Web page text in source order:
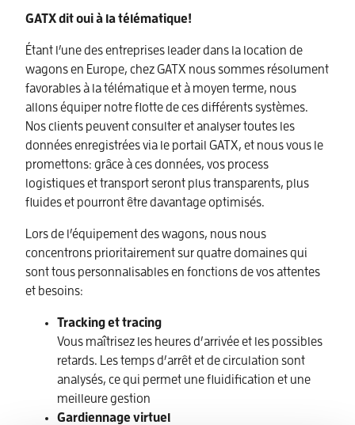
GATX dit oui à la télématique!
Étant l’une des entreprises leader dans la location de
wagons en Europe, chez GATX nous sommes résolument
favorables à la télématique et à moyen terme, nous
allons équiper notre flotte de ces différents systèmes.
Nos clients peuvent consulter et analyser toutes les
données enregistrées via le portail GATX, et nous vous le
promettons: grâce à ces données, vos process
logistiques et transport seront plus transparents, plus
fluides et pourront être davantage optimisés.
Lors de l’équipement des wagons, nous nous
concentrons prioritairement sur quatre domaines qui
sont tous personnalisables en fonctions de vos attentes
et besoins:
Tracking et tracing
Vous maîtrisez les heures d’arrivée et les possibles
retards. Les temps d’arrêt et de circulation sont
analysés, ce qui permet une fluidification et une
meilleure gestion
Gardiennage virtuel